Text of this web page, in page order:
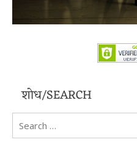
शोध/SEARCH
Search
for: